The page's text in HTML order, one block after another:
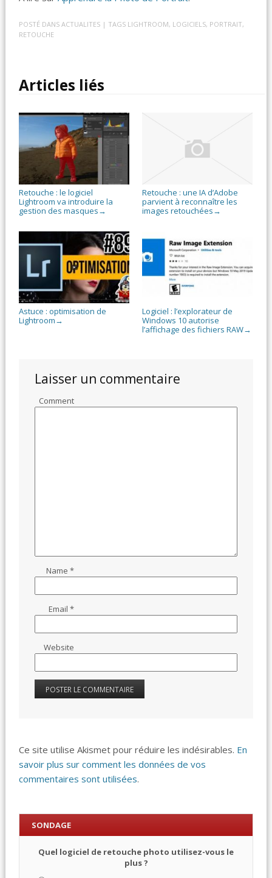
POSTÉ DANSACTUALITES | TAGS LIGHTROOM, LOGICIELS, PORTRAIT,
RETOUCHE
Articles liés
Retouche : le logiciel
Lightroom va introduire la
gestion des masques →
Retouche : une IA d’Adobe
parvient à reconnaître les
images retouchées →
Astuce : optimisation de
Lightroom →
Logiciel : l’explorateur de
Windows 10 autorise
l’affichage des fichiers RAW→
Laisser un commentaire
Comment
Name*
Email*
Website
Ce site utilise Akismet pour réduire les indésirables. En
savoir plus sur comment les données de vos
commentaires sont utilisées.
SONDAGE
Quel logiciel de retouche photo utilisez-vous le
plus ?